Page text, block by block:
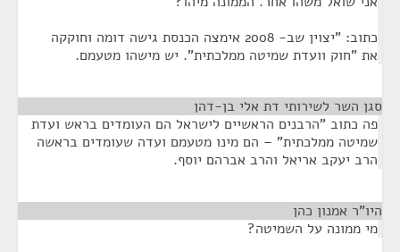
כתוב: "יצוין שב- 2008 אימצה הכנסת גישה דומה וחוקקה
את "חוק וועדת שמיטה ממלכתית". יש מישהו מטעמם.
סגן השר לשירותי דת אלי בן-דהן
פה כתוב "הרבנים הראשיים לישראל הם העומדים בראש ועדת
שמיטה ממלכתית" – הם מינו מטעמם ועדה שעומדים בראשה
הרב יעקב אריאל והרב אברהם יוסף.
היו"ר אמנון כהן
מי ממונה על השמיטה?